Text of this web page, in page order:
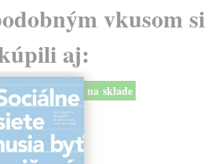
vkusom si
aj:
na sklade